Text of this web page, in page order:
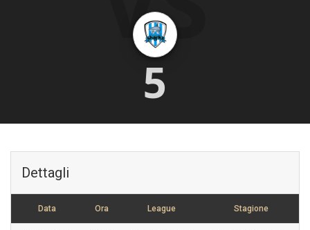
5
Dettagli
Data Ora League Stagione